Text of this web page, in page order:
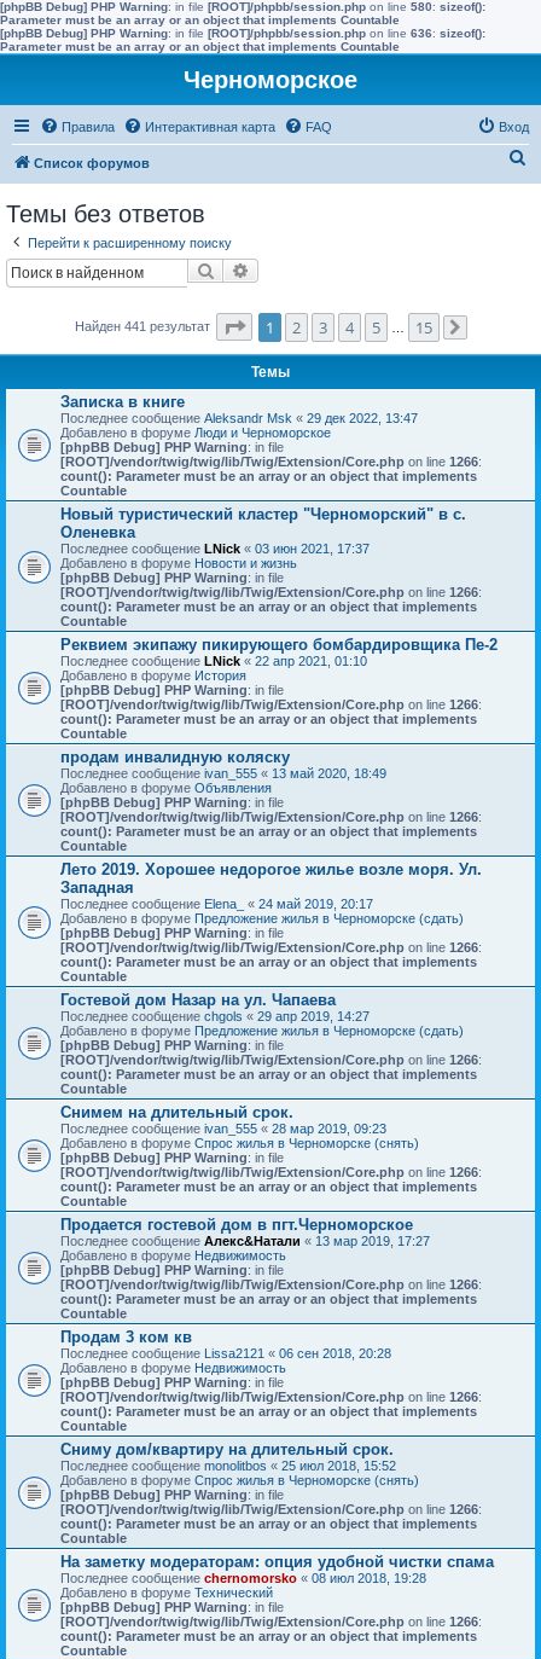
[phpBB Debug] PHP Warning: in file [ROOT]/phpbb/session.php on line 580: sizeof():
Parameter must be an array or an object that implements Countable
[phpBB Debug] PHP Warning: in file [ROOT]/phpbb/session.php on line 636: sizeof():
Parameter must be an array or an object that implements Countable
Черноморское
Правила Интерактивная карта FAQ Вход
Список форумов
Темы без ответов
Перейти к расширенному поиску
Поиск
Найден 441 результат Страница1 из
1 2 3 4 5 15
Темы
Записка в книге
Последнее сообщение Aleksandr Msk « 29 дек 2022, 13:47
Добавлено в форуме Люди и Черноморское
[phpBB Debug] PHP Warning: in file
[ROOT]/vendor/twig/twig/lib/Twig/Extension/Core.php on line 1266:
count(): Parameter must be an array or an object that implements
Countable
Новый туристический кластер "Черноморский" в с.
Оленевка
Последнее сообщение LNick « 03 июн 2021, 17:37
Добавлено в форуме Новости и жизнь
[phpBB Debug] PHP Warning: in file
[ROOT]/vendor/twig/twig/lib/Twig/Extension/Core.php on line 1266:
count(): Parameter must be an array or an object that implements
Countable
Реквием экипажу пикирующего бомбардировщика Пе-2
Последнее сообщение LNick « 22 апр 2021, 01:10
Добавлено в форуме История
[phpBB Debug] PHP Warning: in file
[ROOT]/vendor/twig/twig/lib/Twig/Extension/Core.php on line 1266:
count(): Parameter must be an array or an object that implements
Countable
продам инвалидную коляску
Последнее сообщение ivan_555 « 13 май 2020, 18:49
Добавлено в форуме Объявления
[phpBB Debug] PHP Warning: in file
[ROOT]/vendor/twig/twig/lib/Twig/Extension/Core.php on line 1266:
count(): Parameter must be an array or an object that implements
Countable
Лето 2019. Хорошее недорогое жилье возле моря. Ул.
Западная
Последнее сообщение Elena_ « 24 май 2019, 20:17
Добавлено в форуме Предложение жилья в Черноморске (сдать)
[phpBB Debug] PHP Warning: in file
[ROOT]/vendor/twig/twig/lib/Twig/Extension/Core.php on line 1266:
count(): Parameter must be an array or an object that implements
Countable
Гостевой дом Назар на ул. Чапаева
Последнее сообщение chgols « 29 апр 2019, 14:27
Добавлено в форуме Предложение жилья в Черноморске (сдать)
[phpBB Debug] PHP Warning: in file
[ROOT]/vendor/twig/twig/lib/Twig/Extension/Core.php on line 1266:
count(): Parameter must be an array or an object that implements
Countable
Снимем на длительный срок.
Последнее сообщение ivan_555 « 28 мар 2019, 09:23
Добавлено в форуме Спрос жилья в Черноморске (снять)
[phpBB Debug] PHP Warning: in file
[ROOT]/vendor/twig/twig/lib/Twig/Extension/Core.php on line 1266:
count(): Parameter must be an array or an object that implements
Countable
Продается гостевой дом в пгт.Черноморское
Последнее сообщение Алекс&Натали « 13 мар 2019, 17:27
Добавлено в форуме Недвижимость
[phpBB Debug] PHP Warning: in file
[ROOT]/vendor/twig/twig/lib/Twig/Extension/Core.php on line 1266:
count(): Parameter must be an array or an object that implements
Countable
Продам 3 ком кв
Последнее сообщение Lissa2121 « 06 сен 2018, 20:28
Добавлено в форуме Недвижимость
[phpBB Debug] PHP Warning: in file
[ROOT]/vendor/twig/twig/lib/Twig/Extension/Core.php on line 1266:
count(): Parameter must be an array or an object that implements
Countable
Сниму дом/квартиру на длительный срок.
Последнее сообщение monolitbos « 25 июл 2018, 15:52
Добавлено в форуме Спрос жилья в Черноморске (снять)
[phpBB Debug] PHP Warning: in file
[ROOT]/vendor/twig/twig/lib/Twig/Extension/Core.php on line 1266:
count(): Parameter must be an array or an object that implements
Countable
На заметку модераторам: опция удобной чистки спама
Последнее сообщение chernomorsko « 08 июл 2018, 19:28
Добавлено в форуме Технический
[phpBB Debug] PHP Warning: in file
[ROOT]/vendor/twig/twig/lib/Twig/Extension/Core.php on line 1266:
count(): Parameter must be an array or an object that implements
Countable